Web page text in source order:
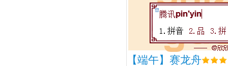
【端午】赛龙舟